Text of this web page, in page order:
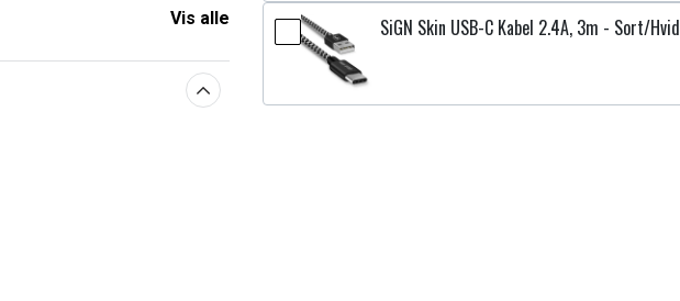
Vis alle SiGN Skin USB-C Kabel 2.4A, 3m - Sort/Hvid